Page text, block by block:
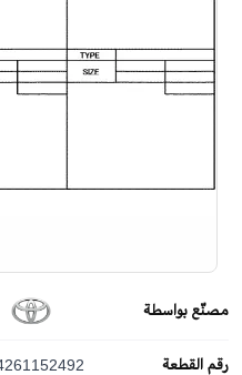
مصنّع بواسطة
رقم القطعة